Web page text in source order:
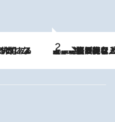
2026.8.5
【なぜ吉沢亮は「気配を消せる」のか？】興行収入208億の『国宝』を経て挑むミュージカル『ディア・エヴァン・ハンセン』。トップ俳優が舞台上でさらけ出した“孤独”とは